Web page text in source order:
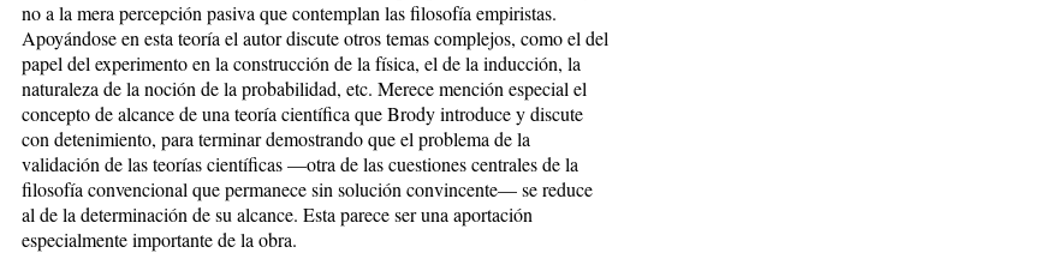
no a la mera percepción pasiva que contemplan las filosofía empiristas.
Apoyándose en esta teoría el autor discute otros temas complejos, como el del
papel del experimento en la construcción de la física, el de la inducción, la
naturaleza de la noción de la probabilidad, etc. Merece mención especial el
concepto de alcance de una teoría científica que Brody introduce y discute
con detenimiento, para terminar demostrando que el problema de la
validación de las teorías científicas —otra de las cuestiones centrales de la
filosofía convencional que permanece sin solución convincente— se reduce
al de la determinación de su alcance. Esta parece ser una aportación
especialmente importante de la obra.